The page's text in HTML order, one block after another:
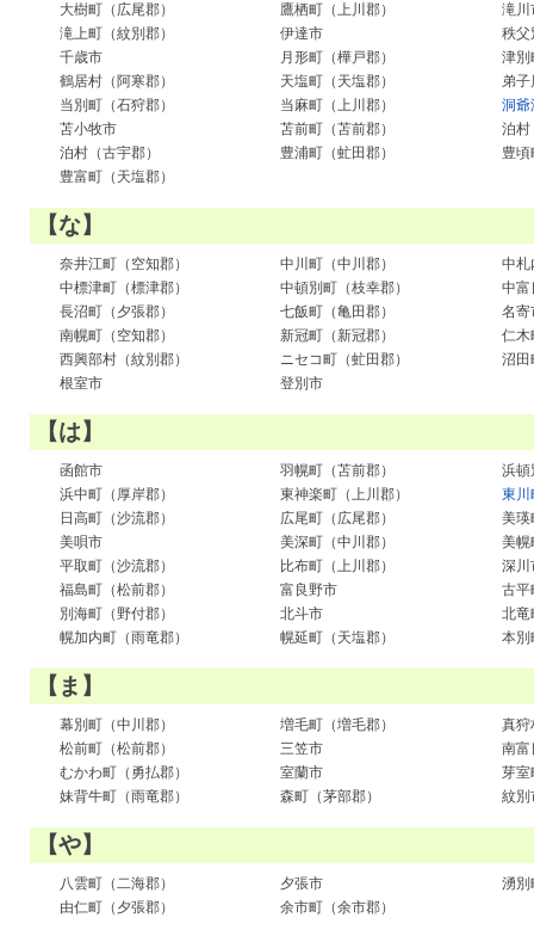
大樹町（広尾郡） 鷹栖町（上川郡）
滝川
滝上町（紋別郡）
伊達市
秩父
千歳市
月形町（樺戸郡）
津別
鶴居村（阿寒郡）
天塩町（天塩郡）
弟
当別町（石狩郡）
当麻町（上川郡）
洞爺
苫小牧市
苫前町（苫前郡）
泊村
泊村（古宇郡）
豊浦町（虻田郡）
豊
豊富町（天塩郡）
【な】
奈井江町（空知郡） 中川町（中川郡）
中札
中標津町（標津郡）
中頓別町（枝幸郡）
中富
長沼町（夕張郡）
七飯町（亀田郡）
名寄
南幌町（空知郡）
新冠町（新冠郡）
仁木
西興部村（紋別郡）
ニセコ町（虻田郡）
沼田
根室市
登別市
【は】
函館市 羽幌町（苫前郡）
浜頓
浜中町（厚岸郡）
東神楽町（上川郡）
東川
日高町（沙流郡）
広尾町（広尾郡）
美瑛
美唄市
美深町（中川郡）
美幌
平取町（沙流郡）
比布町（上川郡）
深川
福島町（松前郡）
富良野市
古平
別海町（野付郡）
北斗市
北竜
幌加内町（雨竜郡）
幌延町（天塩郡） 本別
【ま】
幕別町（中川郡） 増毛町（増毛郡）
真狩
松前町（松前郡）
三笠市
南富
むかわ町（勇払郡）
室蘭市
芽室
妹背牛町（雨竜郡）
森町（茅部郡） 紋別
【や】
八雲町（二海郡） 夕張市
湧別
由仁町（夕張郡）
余市町（余市郡）